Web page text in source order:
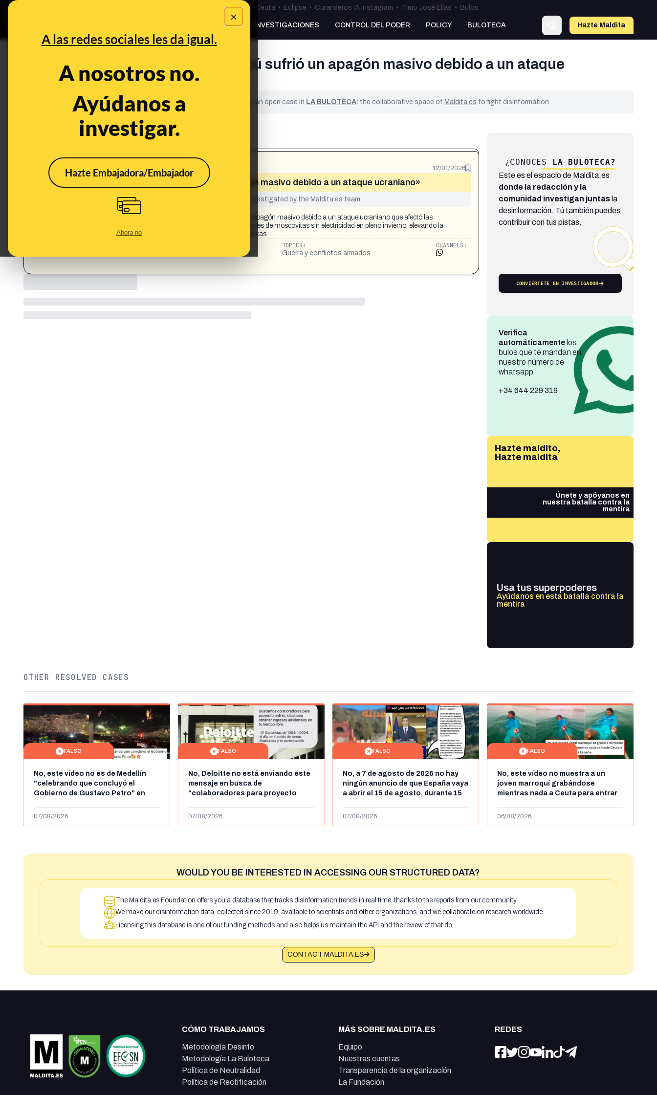
×
A las redes sociales les da igual.
A nosotros no.
Ayúdanos a
investigar.
Hazte Embajadora/Embajador
Ahora no
Especial Ceuta•Bulos Ceuta • Eclipse • Curanderos IA Instagram • Timo José Elías • Bulos
PREBUNKING INVESTIGACIONES CONTROL DEL PODER POLICY BULOTECA Hazte Maldita
¿El 31 de diciembre de 2025 Moscú sufrió un apagón masivo debido a un ataque
ucraniano?
This content has NOT yet been verified. It is an open case in LA BULOTECA: the collaborative space ofMaldita.es to fight disinformation.
What's being said: 12/01/2026
«El 31 de diciembre de 2025 Moscú sufrió un apagón masivo debido a un ataque ucraniano»
This content has not yet been investigated by the Maldita.es team
Durante la jornada del 31 de diciembre de 2025, Moscú experimentó un apagón masivo debido a un ataque ucraniano que afectó las
infraestructuras energéticas de la capital rusa. Este incidente dejó a millones de moscovitas sin electricidad en pleno invierno, elevando la
preocupación por una crisis energética en Rusia y sus implicaciones políticas.
TOPICS:
Guerra y conflictos armados
CHANNELS:
¿CONOCES LA BULOTECA?
Este es el espacio de Maldita.es
donde la redacción y la
comunidad investigan juntasla
desinformación. Tú también puedes
contribuir con tus pistas.
CONVIÉRTETE EN INVESTIGADOR
Verifica
automáticamentelos
bulos que te mandan en
nuestro número de
whatsapp
+34 644 229 319
Hazte maldito,
Hazte maldita
Únete y apóyanos en
nuestra batalla contra la
mentira
Usa tus superpoderes
Ayúdanos en esta batalla contra la
mentira
OTHER RESOLVED CASES
FALSO
No, este vídeo no es de Medellín
"celebrando que concluyó el
Gobierno de Gustavo Petro" en
de 2024
07/08/2026
FALSO
No, Deloitte no está enviando este
mensaje en busca de
“colaboradores para proyecto
1.000 euros al día: es un timo
07/08/2026
FALSO
No, a 7 de agosto de 2026 no hay
ningún anuncio de que España vaya
a abrir el 15 de agosto, durante 15
y Ceuta
07/08/2026
FALSO
No, este vídeo no muestra a un
joven marroquí grabándose
mientras nada a Ceuta para entrar
más de 450km de Ceuta y el autor lo
06/08/2026
WOULD YOU BE INTERESTED IN ACCESSING OUR STRUCTURED DATA?
The Maldita.es Foundation offers you a database that tracks disinformation trends in real time, thanks to the reports from our community
We make our disinformation data, collected since 2019, available to scientists and other organizations, and we collaborate on research worldwide.
Licensing this database is one of our funding methods and also helps us maintain the API and the review of that db.
CONTACT MALDITA.ES
CÓMO TRABAJAMOS
Metodología Desinfo
Metodología La Buloteca
Política de Neutralidad
Política de Rectificación
MÁS SOBRE MALDITA.ES
Equipo
Nuestras cuentas
Transparencia de la organización
La Fundación
REDES